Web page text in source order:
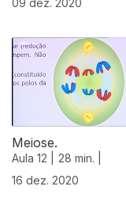
09 dez. 2020
Meiose.
Aula 12 |
28 min. |
16 dez. 2020